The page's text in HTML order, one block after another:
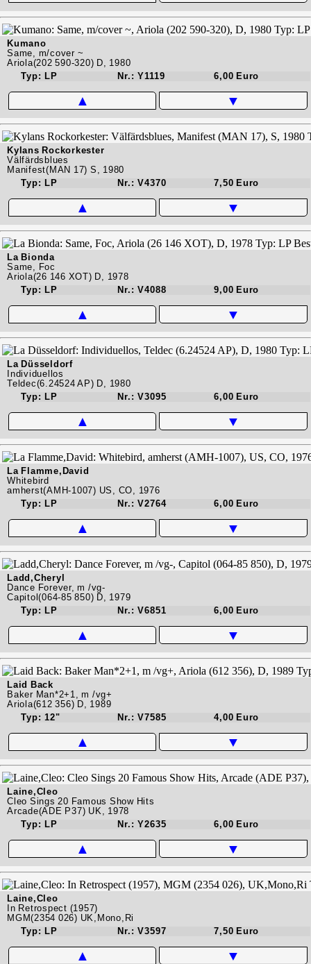
Kumano
Same, m/cover ~
Ariola(202 590-320) D, 1980
Typ: LP
Nr.: Y1119 6,00 Euro
▲ ▼
Kylans Rockorkester
Välfärdsblues
Manifest(MAN 17) S, 1980
Typ: LP
Nr.: V4370 7,50 Euro
▲ ▼
La Bionda
Same, Foc
Ariola(26 146 XOT) D, 1978
Typ: LP
Nr.: V4088 9,00 Euro
▲ ▼
La Düsseldorf
Individuellos
Teldec(6.24524 AP) D, 1980
Typ: LP
Nr.: V3095 6,00 Euro
▲ ▼
La Flamme,David
Whitebird
amherst(AMH-1007) US, CO, 1976
Typ: LP
Nr.: V2764 6,00 Euro
▲ ▼
Ladd,Cheryl
Dance Forever, m /vg-
Capitol(064-85 850) D, 1979
Typ: LP
Nr.: V6851 6,00 Euro
▲ ▼
Laid Back
Baker Man*2+1, m /vg+
Ariola(612 356) D, 1989
Typ: 12"
Nr.: V7585 4,00 Euro
▲ ▼
Laine,Cleo
Cleo Sings 20 Famous Show Hits
Arcade(ADE P37) UK, 1978
Typ: LP
Nr.: Y2635 6,00 Euro
▲ ▼
Laine,Cleo
In Retrospect (1957)
MGM(2354 026) UK,Mono,Ri
Typ: LP
Nr.: V3597 7,50 Euro
▲ ▼